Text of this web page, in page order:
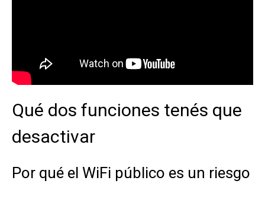
Qué dos funciones tenés que
desactivar
Por qué el WiFi público es un riesgo